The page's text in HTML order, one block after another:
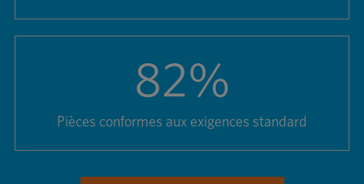
82%
Pièces conformes aux exigences standard